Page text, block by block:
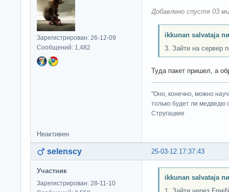
Зарегистрирован: 26-12-09
Сообщений: 1,482
Добавлено спустя 03
ikkunan salvataja
3. Зайти на сервер
Туда пакет пришел, а
"Оно, конечно, можно
только будет ли медведю
Стругацкие
Неактивен
25-03-12 17:37:43
selenscy
Участник
Зарегистрирован: 28-11-10
ikkunan salvataja